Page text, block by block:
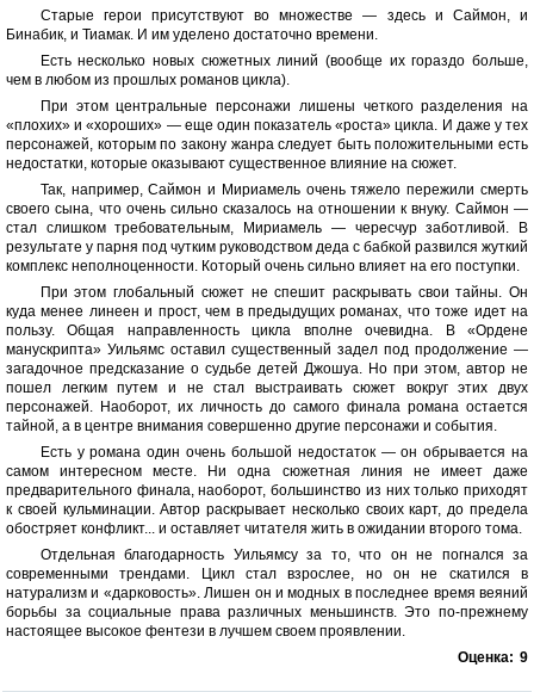
Старые герои присутствуют во множестве — здесь и Саймон, и
Бинабик, и Тиамак. И им уделено достаточно времени.
Есть несколько новых сюжетных линий (вообще их гораздо больше,
чем в любом из прошлых романов цикла).
При этом центральные персонажи лишены четкого разделения на
«плохих» и «хороших» — еще один показатель «роста» цикла. И даже у тех
персонажей, которым по закону жанра следует быть положительными есть
недостатки, которые оказывают существенное влияние на сюжет.
Так, например, Саймон и Мириамель очень тяжело пережили смерть
своего сына, что очень сильно сказалось на отношении к внуку. Саймон —
стал слишком требовательным, Мириамель — чересчур заботливой. В
результате у парня под чутким руководством деда с бабкой развился жуткий
комплекс неполноценности. Который очень сильно влияет на его поступки.
При этом глобальный сюжет не спешит раскрывать свои тайны. Он
куда менее линеен и прост, чем в предыдущих романах, что тоже идет на
пользу. Общая направленность цикла вполне очевидна. В «Ордене
манускрипта» Уильямс оставил существенный задел под продолжение —
загадочное предсказание о судьбе детей Джошуа. Но при этом, автор не
пошел легким путем и не стал выстраивать сюжет вокруг этих двух
персонажей. Наоборот, их личность до самого финала романа остается
тайной, а в центре внимания совершенно другие персонажи и события.
Есть у романа один очень большой недостаток — он обрывается на
самом интересном месте. Ни одна сюжетная линия не имеет даже
предварительного финала, наоборот, большинство из них только приходят
к своей кульминации. Автор раскрывает несколько своих карт, до предела
обостряет конфликт... и оставляет читателя жить в ожидании второго тома.
Отдельная благодарность Уильямсу за то, что он не погнался за
современными трендами. Цикл стал взрослее, но он не скатился в
натурализм и «дарковость». Лишен он и модных в последнее время веяний
борьбы за социальные права различных меньшинств. Это по-прежнему
настоящее высокое фентези в лучшем своем проявлении.
Оценка: 9